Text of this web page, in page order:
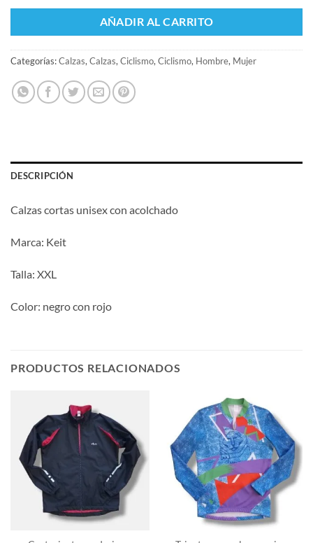
AÑADIR AL CARRITO
Categorías:Calzas,Calzas,Ciclismo,Ciclismo, Hombre, Mujer
DESCRIPCIÓN
Calzas cortas unisex con acolchado
Marca: Keit
Talla: XXL
Color: negro con rojo
PRODUCTOS RELACIONADOS